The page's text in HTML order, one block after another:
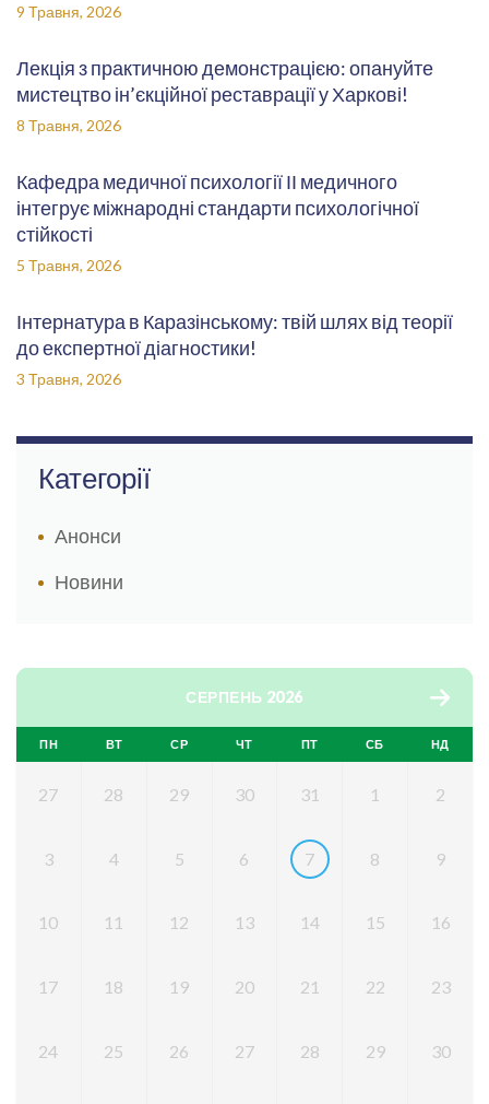
9 Травня, 2026
Лекція з практичною демонстрацією: опануйте
мистецтво ін’єкційної реставрації у Харкові!
8 Травня, 2026
Кафедра медичної психології ІІ медичного
інтегрує міжнародні стандарти психологічної
стійкості
5 Травня, 2026
Інтернатура в Каразінському: твій шлях від теорії
до експертної діагностики!
3 Травня, 2026
Категорії
Анонси
Новини
СЕРПЕНЬ 2026
ПН ВТ СР ЧТ ПТ СБ НД
27 28 29 30 31 1 2
3 4 5 6 7 8 9
10 11 12 13 14 15 16
17 18 19 20 21 22 23
24 25 26 27 28 29 30